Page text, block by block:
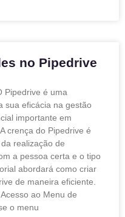
no Pipedrive
Pipedrive é uma
sua eficácia na gestão
importante em
crença do Pipedrive é
realização de
a pessoa certa e o tipo
abordará como criar
de maneira eficiente.
ao Menu de
o menu